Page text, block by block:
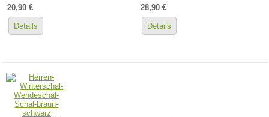
20,90 €
Details
28,90 €
Details